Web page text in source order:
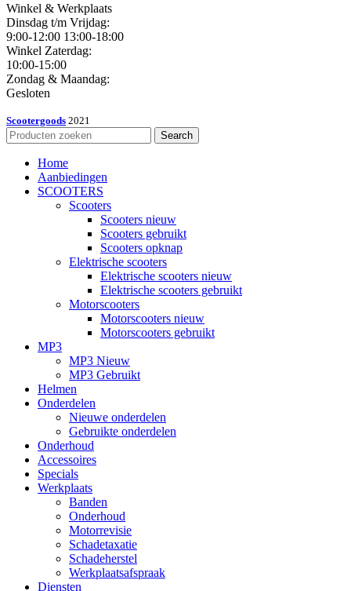
Winkel & Werkplaats
Dinsdag t/m Vrijdag:
9:00-12:00 13:00-18:00
Winkel Zaterdag:
10:00-15:00
Zondag & Maandag:
Gesloten
Scootergoods 2021
Search
Home
Aanbiedingen
SCOOTERS
Scooters
Scooters nieuw
Scooters gebruikt
Scooters opknap
Elektrische scooters
Elektrische scooters nieuw
Elektrische scooters gebruikt
Motorscooters
Motorscooters nieuw
Motorscooters gebruikt
MP3
MP3 Nieuw
MP3 Gebruikt
Helmen
Onderdelen
Nieuwe onderdelen
Gebruikte onderdelen
Onderhoud
Accessoires
Specials
Werkplaats
Banden
Onderhoud
Motorrevisie
Schadetaxatie
Schadeherstel
Werkplaatsafspraak
Diensten